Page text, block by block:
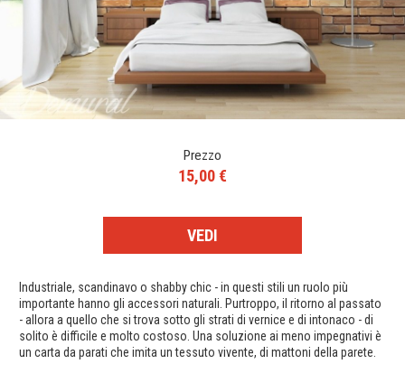
Prezzo
15,00 €
VEDI
Industriale, scandinavo o shabby chic - in questi stili un ruolo più
importante hanno gli accessori naturali. Purtroppo, il ritorno al passato
- allora a quello che si trova sotto gli strati di vernice e di intonaco - di
solito è difficile e molto costoso. Una soluzione ai meno impegnativi è
un carta da parati che imita un tessuto vivente, di mattoni della parete.